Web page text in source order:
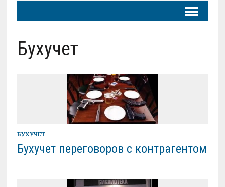
Бухучет
БУХУЧЕТ
Бухучет переговоров с контрагентом